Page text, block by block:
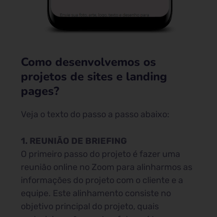
Como desenvolvemos os
projetos de sites e landing
pages?
Veja o texto do passo a passo abaixo:
1. REUNIÃO DE BRIEFING
O primeiro passo do projeto é fazer uma
reunião online no Zoom para alinharmos as
informações do projeto com o cliente e a
equipe. Este alinhamento consiste no
objetivo principal do projeto, quais